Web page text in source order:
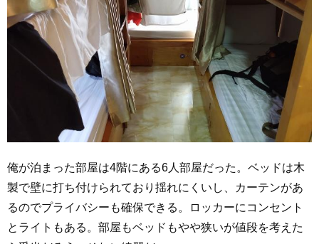
俺が泊まった部屋は4階にある6人部屋だった。ベッドは木
製で壁に打ち付けられており揺れにくいし、カーテンがあ
るのでプライバシーも確保できる。ロッカーにコンセント
とライトもある。部屋もベッドもやや狭いが値段を考えた